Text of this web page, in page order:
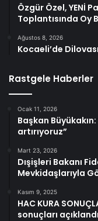
Özgür Özel, YENİ
Toplantısında Oy
Ağustos 8, 2026
Kocaeli’de
Rastgele Haberler
Ocak 11, 2026
Başkan
artırıyoruz”
Mart 23, 2026
Dışişleri Bakanı
Mevkidaşlarıyla
Kasım 9, 2025
HAC KURA
sonuçları